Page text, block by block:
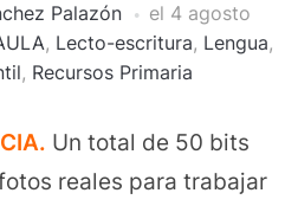
Palazón el 4 agosto
, Lecto-escritura, Lengua,
, Recursos Primaria
Un total de 50 bits
reales para trabajar